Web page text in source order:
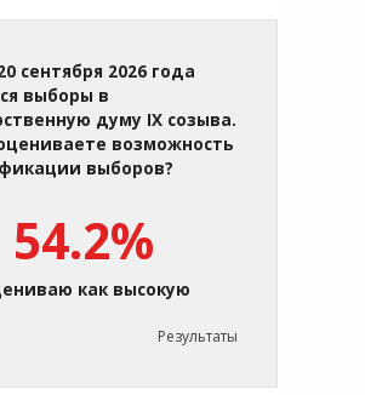
сентября 2026 года
выборы в
думу IX созыва.
возможность
выборов?
54.2%
как высокую
Результаты